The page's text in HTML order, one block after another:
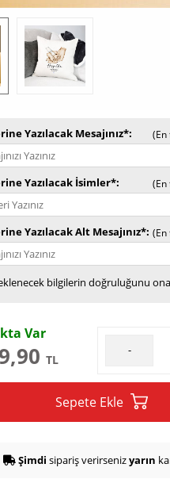
Yazılacak Mesajınız*
Yazılacak İsimler*
Yazılacak Alt Mesajınız*
bilgilerin doğruluğunu
Var
TL
-
Sepete Ekle
Şimdi sipariş verirsenizyarın